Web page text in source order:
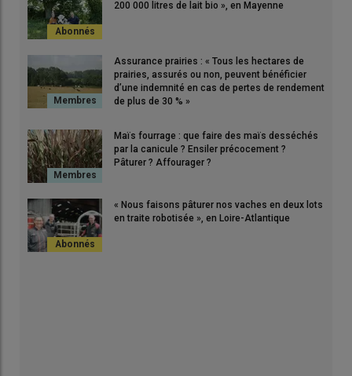
200 000 litres de lait bio », en Mayenne
Assurance prairies : « Tous les hectares de
prairies, assurés ou non, peuvent bénéficier
d’une indemnité en cas de pertes de rendement
de plus de 30 % »
Maïs fourrage : que faire des maïs desséchés
par la canicule ? Ensiler précocement ?
Pâturer ? Affourager ?
« Nous faisons pâturer nos vaches en deux lots
en traite robotisée », en Loire-Atlantique